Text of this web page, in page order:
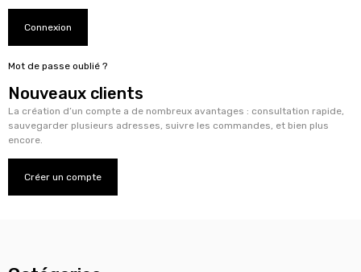
Connexion
Mot de passe oublié ?
Nouveaux clients
La création d’un compte a de nombreux avantages : consultation rapide,
sauvegarder plusieurs adresses, suivre les commandes, et bien plus
encore.
Créer un compte